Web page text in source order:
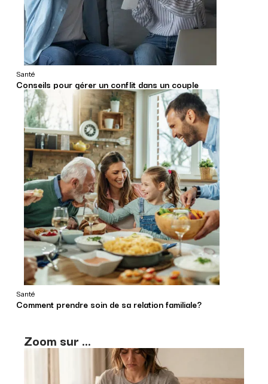
Santé
Conseils pour gérer un conflit dans un couple
Santé
Comment prendre soin de sa relation familiale?
Zoom sur ...